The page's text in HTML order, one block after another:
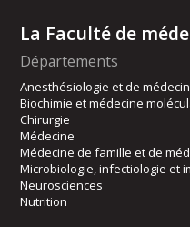
La Faculté de
Départements
Anesthésiologie et de
Biochimie et médecine
Chirurgie
Médecine
Médecine de famille et de
Microbiologie, infectiologie et
Neurosciences
Nutrition